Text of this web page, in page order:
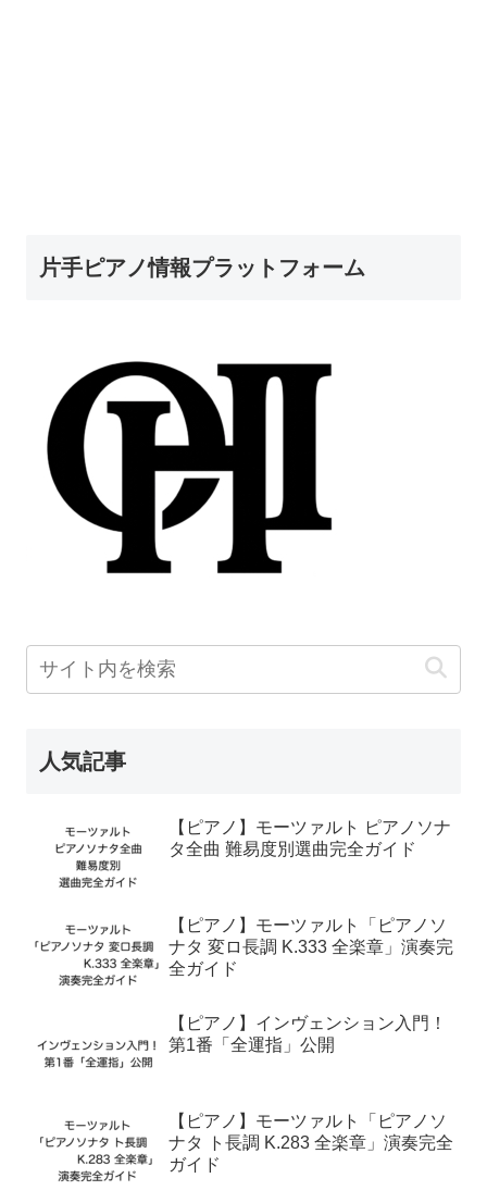
片手ピアノ情報プラットフォーム
人気記事
【ピアノ】モーツァルト ピアノソナ
タ全曲 難易度別選曲完全ガイド
【ピアノ】モーツァルト「ピアノソ
ナタ 変ロ長調 K.333 全楽章」演奏完
全ガイド
【ピアノ】インヴェンション入門！
第1番「全運指」公開
【ピアノ】モーツァルト「ピアノソ
ナタ ト長調 K.283 全楽章」演奏完全
ガイド